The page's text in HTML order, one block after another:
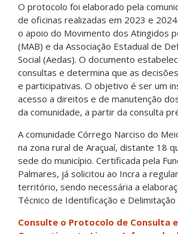
O protocolo foi elaborado pela
de oficinas realizadas em 2023 e
o apoio do Movimento dos Atingidos
(MAB) e da Associação Estadual de
Social (Aedas). O documento
consultas e determina que as
e participativas. O objetivo é ser um
acesso a direitos e de manutenção
da comunidade, a partir da consulta
A comunidade Córrego Narciso do
na zona rural de Araçuaí, distante 18
sede do município. Certificada pela
Palmares, já solicitou ao Incra a
território, sendo necessária a
Técnico de Identificação e Delimitação
Consulte o Protocolo de Consulta e